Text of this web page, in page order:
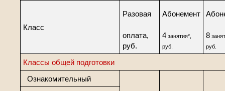
Класс
Разовая Абонемент
оплата,
руб.
4 занятия*,
руб.
8
руб.
Классы общей подготовки
Ознакомительный